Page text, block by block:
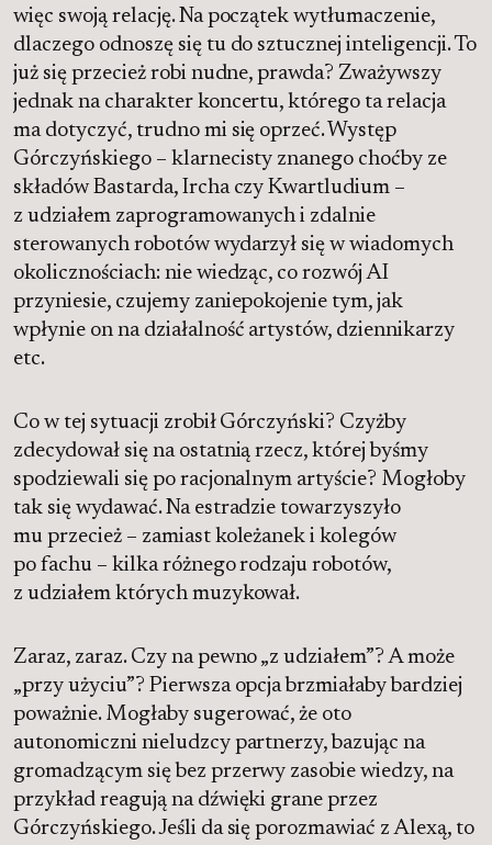
więc swoją relację. Na początek wytłumaczenie,
dlaczego odnoszę się tu do sztucznej inteligencji. To
już się przecież robi nudne, prawda? Zważywszy
jednak na charakter koncertu, którego ta relacja
ma dotyczyć, trudno mi się oprzeć. Występ
Górczyńskiego – klarnecisty znanego choćby ze
składów Bastarda, Ircha czy Kwartludium –
z udziałem zaprogramowanych i zdalnie
sterowanych robotów wydarzył się w wiadomych
okolicznościach: nie wiedząc, co rozwój AI
przyniesie, czujemy zaniepokojenie tym, jak
wpłynie on na działalność artystów, dziennikarzy
etc.
Co w tej sytuacji zrobił Górczyński? Czyżby
zdecydował się na ostatnią rzecz, której byśmy
spodziewali się po racjonalnym artyście? Mogłoby
tak się wydawać. Na estradzie towarzyszyło
mu przecież – zamiast koleżanek i kolegów
po fachu – kilka różnego rodzaju robotów,
z udziałem których muzykował.
Zaraz, zaraz. Czy na pewno „z udziałem”? A może
„przy użyciu”? Pierwsza opcja brzmiałaby bardziej
poważnie. Mogłaby sugerować, że oto
autonomiczni nieludzcy partnerzy, bazując na
gromadzącym się bez przerwy zasobie wiedzy, na
przykład reagują na dźwięki grane przez
Górczyńskiego. Jeśli da się porozmawiać z Alexą, to